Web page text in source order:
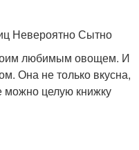
Невероятно Сытно
любимым овощем. И
Она не только вкусна,
можно целую книжку